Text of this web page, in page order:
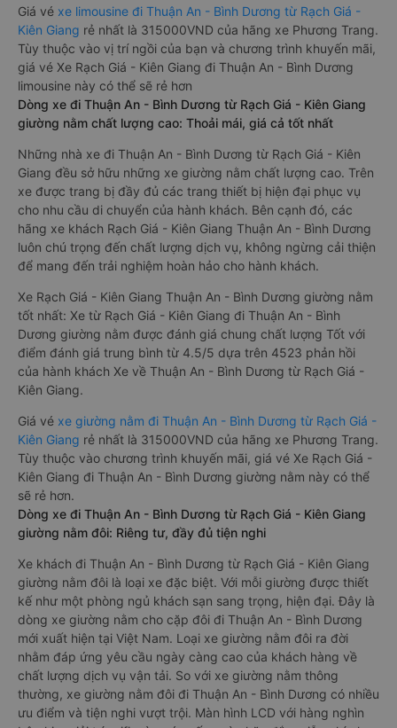
Giá vé xe limousine đi Thuận An - Bình Dương từ Rạch Giá -
Kiên Giang rẻ nhất là 315000VND của hãng xe Phương Trang.
Tùy thuộc vào vị trí ngồi của bạn và chương trình khuyến mãi,
giá vé Xe Rạch Giá - Kiên Giang đi Thuận An - Bình Dương
limousine này có thể sẽ rẻ hơn
Dòng xe đi Thuận An - Bình Dương từ Rạch Giá - Kiên Giang
giường nằm chất lượng cao: Thoải mái, giá cả tốt nhất
Những nhà xe đi Thuận An - Bình Dương từ Rạch Giá - Kiên
Giang đều sở hữu những xe giường nằm chất lượng cao. Trên
xe được trang bị đầy đủ các trang thiết bị hiện đại phục vụ
cho nhu cầu di chuyển của hành khách. Bên cạnh đó, các
hãng xe khách Rạch Giá - Kiên Giang Thuận An - Bình Dương
luôn chú trọng đến chất lượng dịch vụ, không ngừng cải thiện
để mang đến trải nghiệm hoàn hảo cho hành khách.
Xe Rạch Giá - Kiên Giang Thuận An - Bình Dương giường nằm
tốt nhất: Xe từ Rạch Giá - Kiên Giang đi Thuận An - Bình
Dương giường nằm được đánh giá chung chất lượng Tốt với
điểm đánh giá trung bình từ 4.5/5 dựa trên 4523 phản hồi
của hành khách Xe về Thuận An - Bình Dương từ Rạch Giá -
Kiên Giang.
Giá vé xe giường nằm đi Thuận An - Bình Dương từ Rạch Giá -
Kiên Giang rẻ nhất là 315000VND của hãng xe Phương Trang.
Tùy thuộc vào chương trình khuyến mãi, giá vé Xe Rạch Giá -
Kiên Giang đi Thuận An - Bình Dương giường nằm này có thể
sẽ rẻ hơn.
Dòng xe đi Thuận An - Bình Dương từ Rạch Giá - Kiên Giang
giường nằm đôi: Riêng tư, đầy đủ tiện nghi
Xe khách đi Thuận An - Bình Dương từ Rạch Giá - Kiên Giang
giường nằm đôi là loại xe đặc biệt. Với mỗi giường được thiết
kế như một phòng ngủ khách sạn sang trọng, hiện đại. Đây là
dòng xe giường nằm cho cặp đôi đi Thuận An - Bình Dương
mới xuất hiện tại Việt Nam. Loại xe giường nằm đôi ra đời
nhằm đáp ứng yêu cầu ngày càng cao của khách hàng về
chất lượng dịch vụ vận tải. So với xe giường nằm thông
thường, xe giường nằm đôi đi Thuận An - Bình Dương có nhiều
ưu điểm và tiện nghi vượt trội. Màn hình LCD với hàng nghìn